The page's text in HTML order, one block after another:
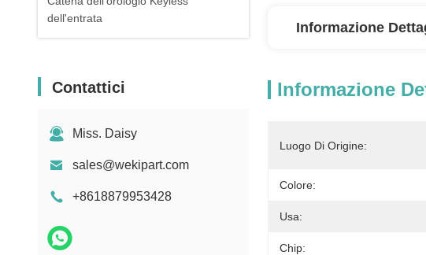
dell'entrata
Contattici
Miss. Daisy
sales@wekipart.com
+8618879953428
Informazione
Informazione
Luogo Di Origine:
Colore:
Usa:
Chip: